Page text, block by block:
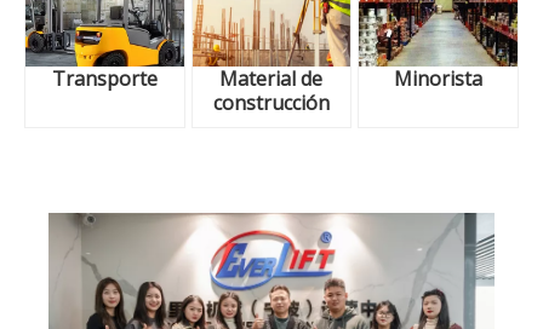
Transporte
Material de
construcción
Minorista